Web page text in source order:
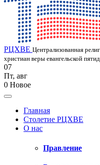
РЦХВЕ Централизованная
христиан веры евангельской
07
Пт, авг
0 Новое
Главная
Столетие РЦХВЕ
О нас
Правление